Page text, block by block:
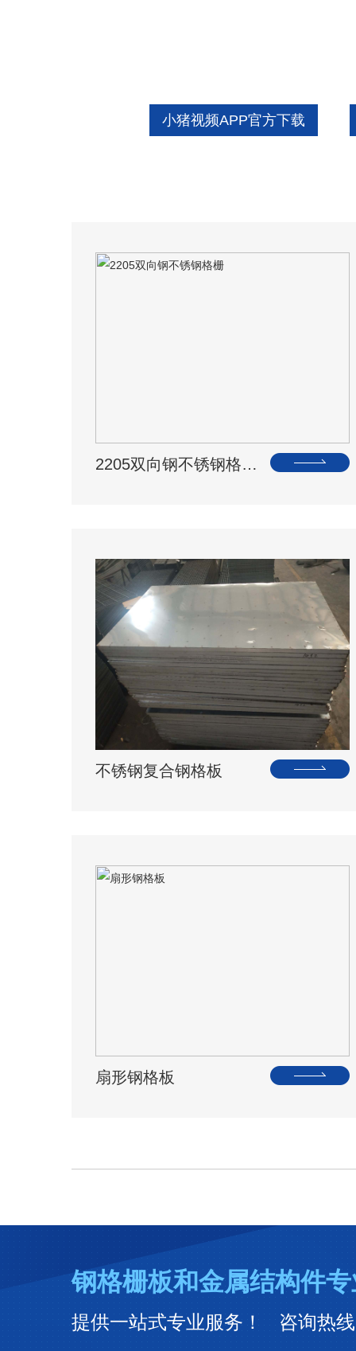
小猪视频APP官方下载
2205双向钢不锈钢格…
不锈钢复合钢格板
扇形钢格板
钢格栅板和金属结构件
提供一站式专业服务！ 咨询热